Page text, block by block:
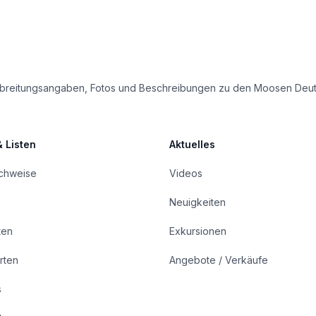
Fotos und Beschreibungen zu den Moosen
Listen Aktuelles
Videos
Neuigkeiten
Exkursionen
Angebote / Verkäufe